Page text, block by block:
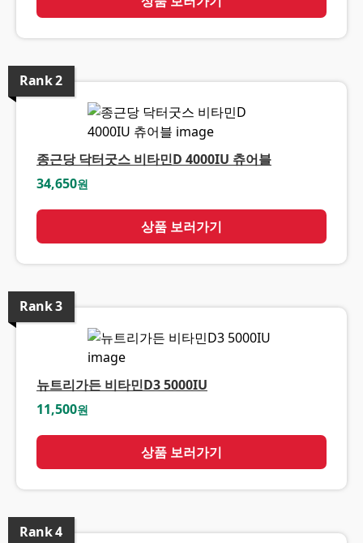
Rank2
종근당 닥터굿스 비타민D 4000IU 츄어블
34,650원
상품 보러가기
Rank3
뉴트리가든 비타민D3 5000IU
11,500원
상품 보러가기
Rank4